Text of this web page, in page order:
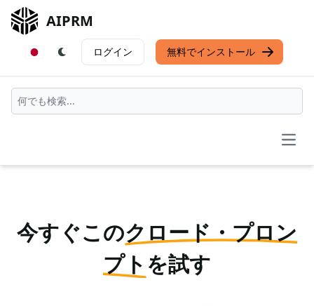
AIPRM
ログイン 無料でインストール
今すぐこのクロード・プロン
プト を試す